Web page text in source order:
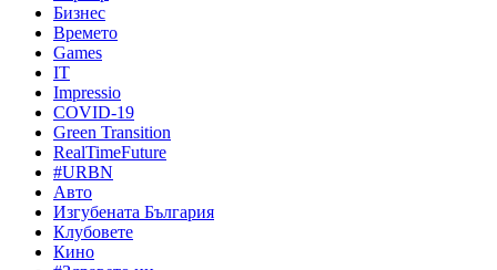
Бизнес
Времето
Games
IT
Impressio
COVID-19
Green Transition
RealTimeFuture
#URBN
Авто
Изгубената България
Клубовете
Кино